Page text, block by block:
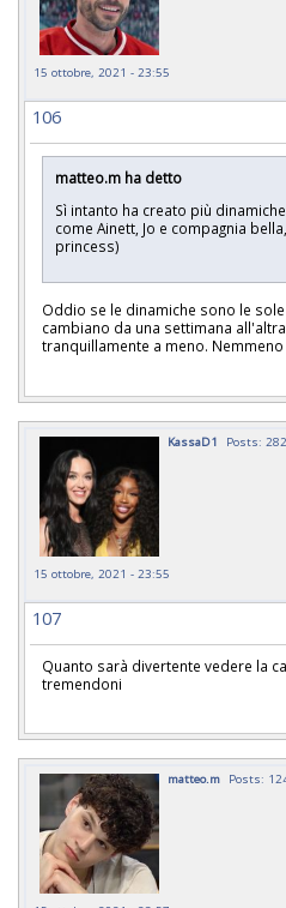
15 ottobre, 2021 - 23:55
106
matteo.m ha detto
Sì intanto ha creato più
come Ainett, Jo e compagnia
princess)
Oddio se le dinamiche sono le
cambiano da una settimana
tranquillamente a meno.
KassaD1 Posts:
15 ottobre, 2021 - 23:55
107
Quanto sarà divertente vedere la
tremendoni
matteo.m Posts: